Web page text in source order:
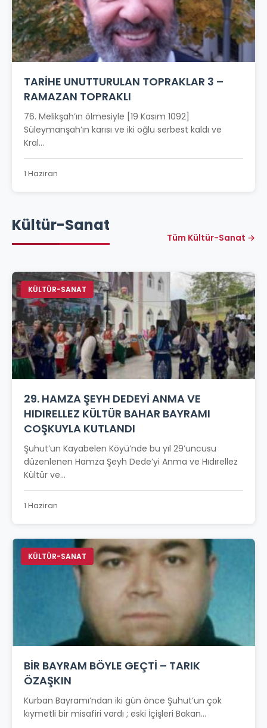
TARİHE UNUTTURULAN TOPRAKLAR 3 –
RAMAZAN TOPRAKLI
76. Melikşah’ın ölmesiyle [19 Kasım 1092]
Süleymanşah’ın karısı ve iki oğlu serbest kaldı ve
Kral...
1 Haziran
Kültür-Sanat
Tüm Kültür-Sanat →
KÜLTÜR-SANAT
29. HAMZA ŞEYH DEDEYİ ANMA VE
HIDIRELLEZ KÜLTÜR BAHAR BAYRAMI
COŞKUYLA KUTLANDI
Şuhut’un Kayabelen Köyü’nde bu yıl 29’uncusu
düzenlenen Hamza Şeyh Dede’yi Anma ve Hıdırellez
Kültür ve...
1 Haziran
KÜLTÜR-SANAT
BİR BAYRAM BÖYLE GEÇTİ – TARIK
ÖZAŞKIN
Kurban Bayramı’ndan iki gün önce Şuhut’un çok
kıymetli bir misafiri vardı ; eski İçişleri Bakan...